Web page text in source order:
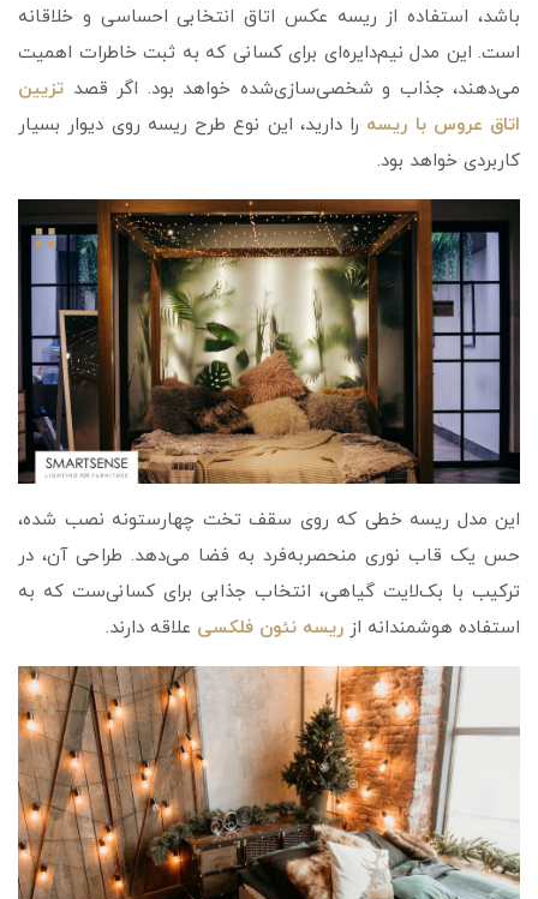
باشد، استفاده از ریسه عکس اتاق انتخابی احساسی و خلاقانه
است. این مدل نیم‌دایره‌ای برای کسانی که به ثبت خاطرات اهمیت
می‌دهند، جذاب و شخصی‌سازی‌شده خواهد بود. اگر قصد تزیین
اتاق عروس با ریسه را دارید، این نوع طرح ریسه روی دیوار بسیار
کاربردی خواهد بود.
این مدل ریسه خطی که روی سقف تخت چهارستونه نصب شده،
حس یک قاب نوری منحصربه‌فرد به فضا می‌دهد. طراحی آن، در
ترکیب با بک‌لایت گیاهی، انتخاب جذابی برای کسانی‌ست که به
استفاده هوشمندانه از ريسه نئون فلکسی علاقه دارند.